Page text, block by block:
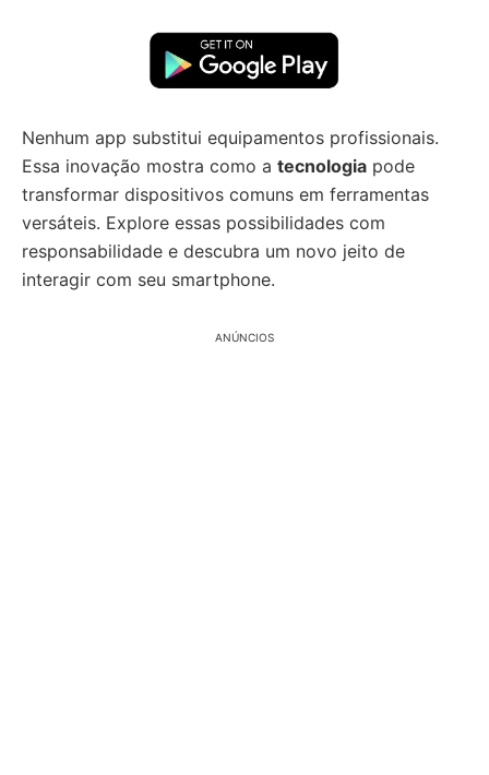
Nenhum app substitui equipamentos profissionais.
Essa inovação mostra como a tecnologia pode
transformar dispositivos comuns em ferramentas
versáteis. Explore essas possibilidades com
responsabilidade e descubra um novo jeito de
interagir com seu smartphone.
ANÚNCIOS